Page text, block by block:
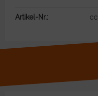
Artikel-Nr.: